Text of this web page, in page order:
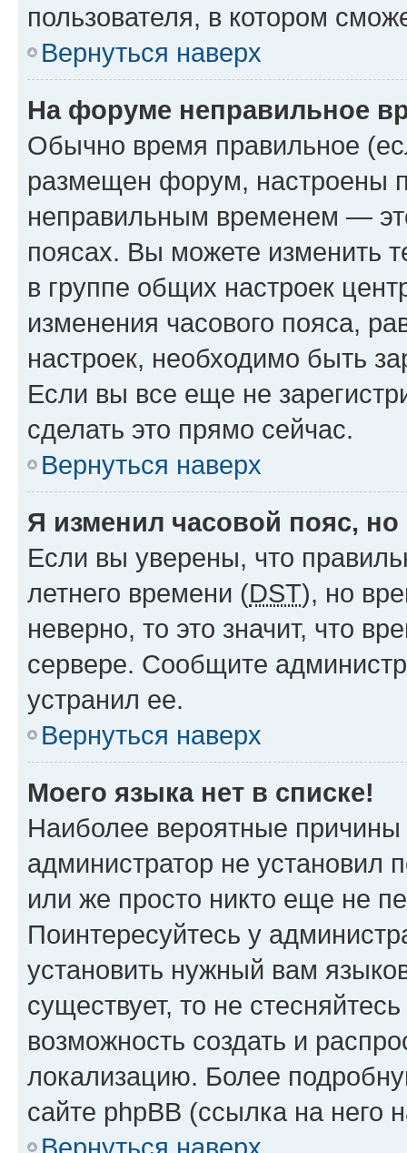
пользователя, в котором
Вернуться наверх
На форуме неправильное
Обычно время правильное
размещен форум, настроены
неправильным временем —
поясах. Вы можете изменить
в группе общих настроек
изменения часового пояса,
настроек, необходимо быть
Если вы все еще не
сделать это прямо сейчас.
Вернуться наверх
Я изменил часовой пояс,
Если вы уверены, что
летнего времени (DST), но
неверно, то это значит, что
сервере. Сообщите
устранил ее.
Вернуться наверх
Моего языка нет в списке!
Наиболее вероятные причины
администратор не установил
или же просто никто еще не
Поинтересуйтесь у
установить нужный вам
существует, то не
возможность создать и
локализацию. Более
сайте phpBB (ссылка на него
Вернуться наверх